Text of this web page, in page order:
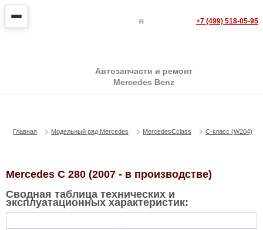
+7 (499) 518-05-95
Автозапчасти и ремонт
Mercedes Benz
Главная Модельный ряд Mercedes MercedesСclass C-класс (W204)
Mercedes C 280 (2007 - в производстве)
Сводная таблица технических и
эксплуатационных характеристик: